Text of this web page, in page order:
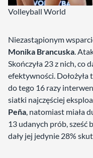
Volleyball World
Niezastąpionym
Monika Brancuska .
Skończyła 23 z nich, co
efektywności. Dołożyła
do tego 16 razy
siatki najczęściej
Peña , natomiast miała
13 udanych prób, sześć
dały jej jedynie 28%